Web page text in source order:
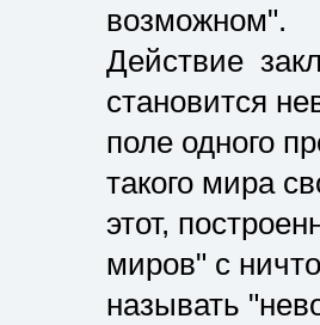
возможном".
Действие
становится
поле одного
такого мира
этот,
миров" с
называть